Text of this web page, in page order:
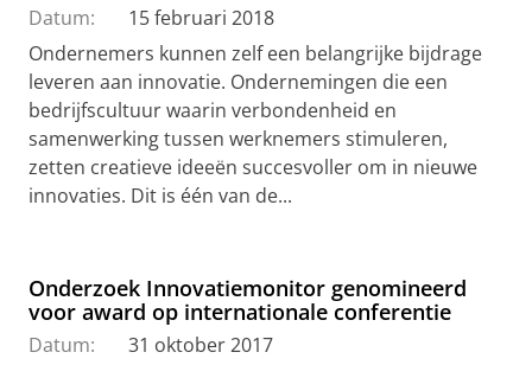
Datum:
15 februari 2018
Ondernemers kunnen zelf een belangrijke bijdrage
leveren aan innovatie. Ondernemingen die een
bedrijfscultuur waarin verbondenheid en
samenwerking tussen werknemers stimuleren,
zetten creatieve ideeën succesvoller om in nieuwe
innovaties. Dit is één van de...
Onderzoek Innovatiemonitor genomineerd
voor award op internationale conferentie
Datum:
31 oktober 2017